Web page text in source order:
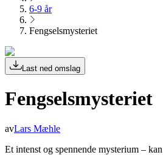
6-9 år
Fengselsmysteriet
Last ned omslag
Fengselsmysteriet
avLars Mæhle
Et intenst og spennende mysterium –